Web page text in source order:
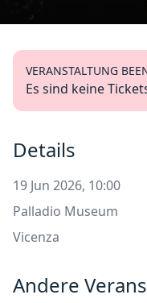
VERANSTALTUNG
Es sind keine
Details
19 Jun 2026, 10:00
Palladio Museum
Vicenza
Andere